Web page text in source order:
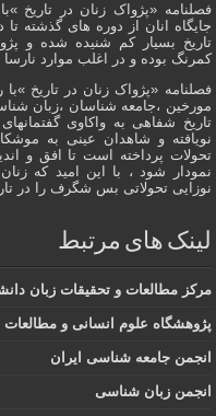
فصلنامه «پژواک زنان در تاریخ
جایگاه انان از دوره هاى گذشته
تاریخ بسیار کم شنیده شده و
کمرنگ بوده و در اغلب موارد
فصلنامه «پژواک زنان در تاریخ
مورخین ،جامعه شناسان ،زبان
تاریخ شفاهی به واکاوی
نویافته و شاهدان عينى به
تحولات پرداخته است تا افق و
نمودار شود ، با این امید که
نوزایی تحولاتی بس شگرف را در
لینک های مرتبط
مرکز مطالعات و تحقیقات زبان
پژوهشگاه علوم انسانی و
انجمن جامعه شناسی ایران
انجمن زبان شناسی